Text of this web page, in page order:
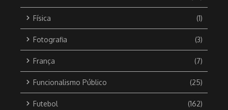
Física (1)
Fotografia (3)
França (7)
Funcionalismo Público (25)
Futebol (162)